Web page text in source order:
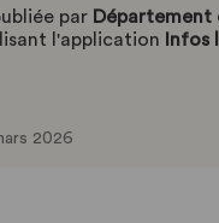
par Département
l'application Infos
2026